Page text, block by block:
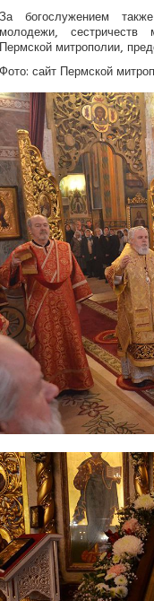
За богослужением
молодежи, сестричеств
Пермской митрополии,
Фото: сайт Пермской